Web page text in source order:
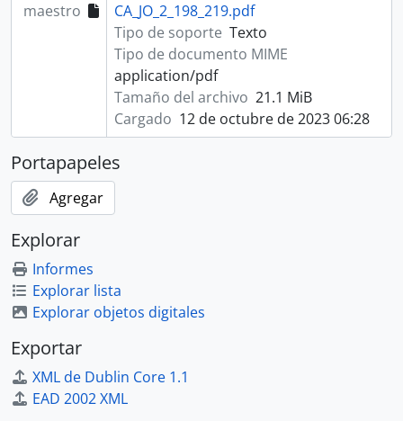
maestro
CA_JO_2_198_219.pdf
Tipo de soporte Texto
Tipo de documento MIME
application/pdf
Tamaño del archivo 21.1 MiB
Cargado 12 de octubre de 2023 06:28
Portapapeles
Agregar
Explorar
Informes
Explorar lista
Explorar objetos digitales
Exportar
XML de Dublin Core 1.1
EAD 2002 XML